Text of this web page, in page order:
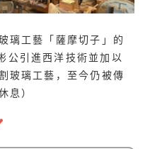
璃工藝「薩摩切子」的
引進西洋技術並加以
玻璃工藝，至今仍被傳
息）